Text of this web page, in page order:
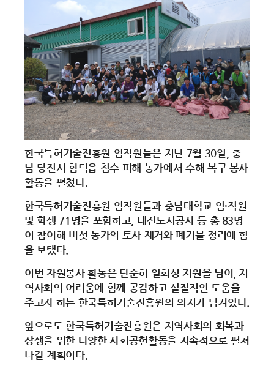
한국특허기술진흥원 임직원들은 지난 7월 30일, 충
남 당진시 합덕읍 침수 피해 농가에서 수해 복구 봉사
활동을 펼쳤다.
한국특허기술진흥원 임직원들과 충남대학교 임·직원
및 학생 71명을 포함하고, 대전도시공사 등 총 83명
이 참여해 버섯 농가의 토사 제거와 폐기물 정리에 힘
을 보탰다.
이번 자원봉사 활동은 단순히 일회성 지원을 넘어, 지
역사회의 어려움에 함께 공감하고 실질적인 도움을
주고자 하는 한국특허기술진흥원의 의지가 담겨있다.
앞으로도 한국특허기술진흥원은 지역사회의 회복과
상생을 위한 다양한 사회공헌활동을 지속적으로 펼쳐
나갈 계획이다.